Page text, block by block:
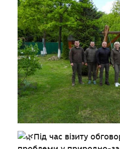
Під час візиту